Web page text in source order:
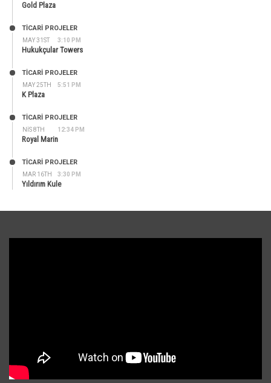
Gold Plaza
MAY 31ST 3:10 PM
TİCARİ PROJELER
Hukukçular Towers
MAY 25TH 5:51 PM
TİCARİ PROJELER
K Plaza
NIS 8TH 12:34 PM
TİCARİ PROJELER
Royal Marin
MAR 16TH 3:30 PM
TİCARİ PROJELER
Yıldırım Kule